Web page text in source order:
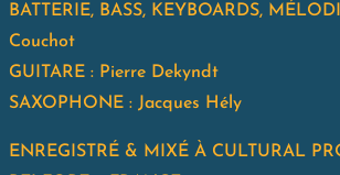
BATTERIE, BASS, KEYBOARDS,
Couchot
GUITARE : Pierre Dekyndt
SAXOPHONE : Jacques Hély
ENREGISTRÉ & MIXÉ À CULTURAL